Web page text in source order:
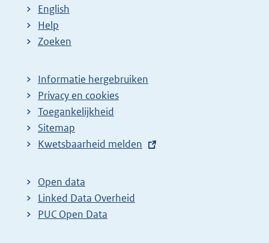
English
Help
Zoeken
Informatie hergebruiken
Privacy en cookies
Toegankelijkheid
Sitemap
E
t
e
r
Kwetsbaarheid melden
Open data
Linked Data Overheid
PUC Open Data